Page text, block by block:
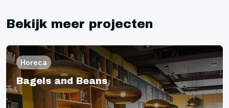
Bekijk meer projecten
Horeca
Bagels and Beans